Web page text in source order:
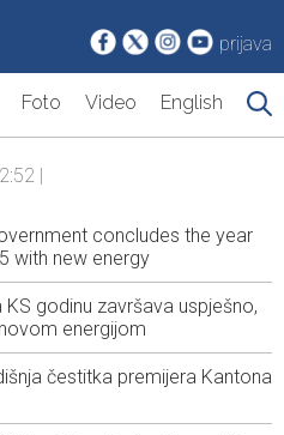
prijava
Foto Video English
|
concludes the year
with new energy
KS godinu završava uspješno,
energijom
čestitka premijera Kantona